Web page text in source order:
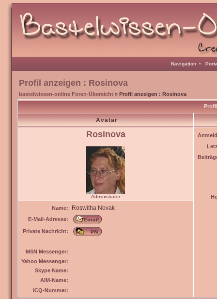
Navigation •
Profil anzeigen : Rosinova
bastelwissen-online Foren-Übersicht » Profil anzeigen : Rosinova
Avatar
Rosinova
Administrator
Name:
Roswitha Novak
E-Mail-Adresse:
Private Nachricht:
MSN Messenger:
Yahoo Messenger:
Skype Name:
AIM-Name:
ICQ-Nummer: